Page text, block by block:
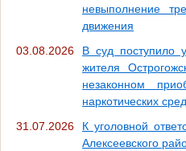
невыполнение
движения
03.08.2026
В суд поступило
жителя
незаконном
наркотических
31.07.2026
К уголовной
Алексеевского